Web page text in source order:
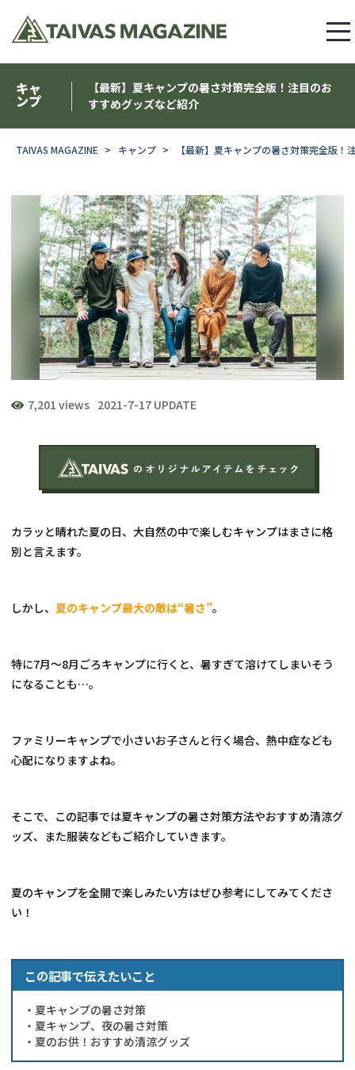
キャ
ンプ
【最新】夏キャンプの暑さ対策完全版！注目のお
すすめグッズなど紹介
TAIVAS MAGAZINE キャンプ 【最新】夏キャンプの暑さ対策完全版！
7,201 views 2021-7-17 UPDATE
カラッと晴れた夏の日、大自然の中で楽しむキャンプはまさに格
別と言えます。
しかし、夏のキャンプ最大の敵は“暑さ”。
特に7月～8月ごろキャンプに行くと、暑すぎて溶けてしまいそう
になることも…。
ファミリーキャンプで小さいお子さんと行く場合、熱中症なども
心配になりますよね。
そこで、この記事では夏キャンプの暑さ対策方法やおすすめ清涼グ
ッズ、また服装などもご紹介していきます。
夏のキャンプを全開で楽しみたい方はぜひ参考にしてみてくださ
い！
この記事で伝えたいこと
・夏キャンプの暑さ対策
・夏キャンプ、夜の暑さ対策
・夏のお供！おすすめ清涼グッズ